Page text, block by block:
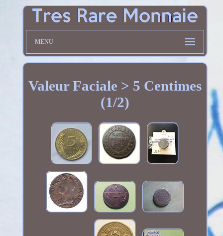
MENU
Valeur Faciale > 5 Centimes
(1/2)